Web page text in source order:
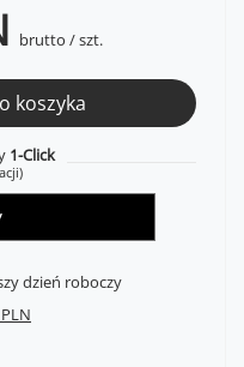
brutto /szt.
koszyka
1-Click
dzień roboczy